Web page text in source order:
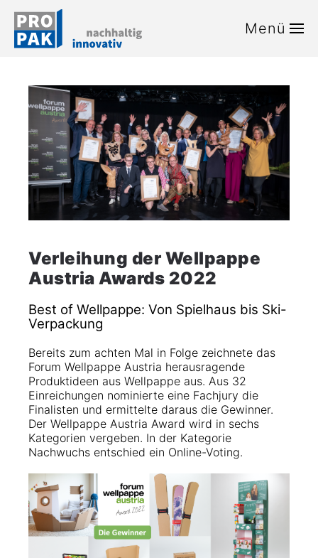
Zum Hauptinhalt springen Menü
Verleihung der Wellpappe
Austria Awards 2022
Best of Wellpappe: Von Spielhaus bis Ski-
Verpackung
Bereits zum achten Mal in Folge zeichnete das
Forum Wellpappe Austria herausragende
Produktideen aus Wellpappe aus. Aus 32
Einreichungen nominierte eine Fachjury die
Finalisten und ermittelte daraus die Gewinner.
Der Wellpappe Austria Award wird in sechs
Kategorien vergeben. In der Kategorie
Nachwuchs entschied ein Online-Voting.